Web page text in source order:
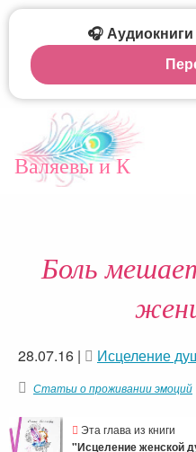
Валяевы и К
Боль
28.07.16 | Исцеление
Статьи о проживании эмоций
Эта глава из книги
"Исцеление женской
🎧